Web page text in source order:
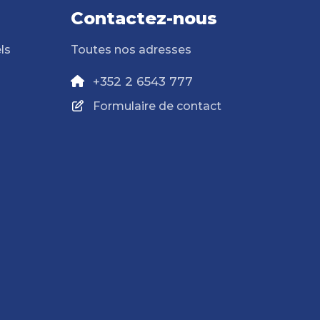
Contactez-nous
Toutes nos adresses
+352 2 6543 777
Formulaire de contact